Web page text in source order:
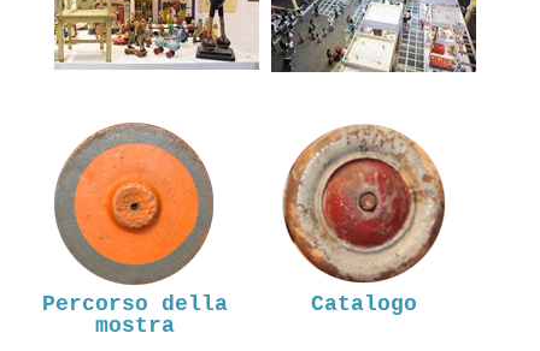
Percorso della
mostra
Catalogo